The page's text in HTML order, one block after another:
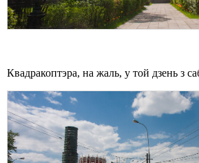
Квадракоптэра, на жаль, у той дзень з